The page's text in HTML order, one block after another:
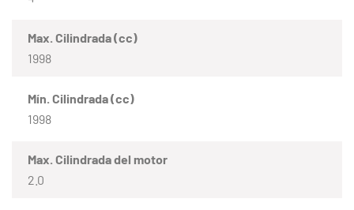
Max. Cilindrada (cc)
1998
Mín. Cilindrada (cc)
1998
Max. Cilindrada del motor
2.0